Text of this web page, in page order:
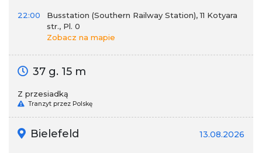
22:00
Busstation (Southern Railway Station), 11 Kotyara
str., Pl. 0
Zobacz na mapie
37 g. 15 m
Z przesiadką
Tranzyt przez Polskę
Bielefeld 13.08.2026